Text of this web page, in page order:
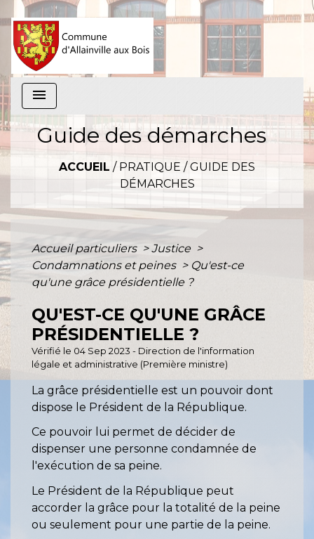
menu
Guide des démarches
ACCUEIL / PRATIQUE /GUIDE DES
DÉMARCHES
Accueil particuliers > Justice >
Condamnations et peines > Qu'est-ce
qu'une grâce présidentielle ?
QU'EST-CE QU'UNE GRÂCE
PRÉSIDENTIELLE ?
Vérifié le 04 Sep 2023 - Direction de l'information
légale et administrative (Première ministre)
La grâce présidentielle est un pouvoir dont
dispose le Président de la République.
Ce pouvoir lui permet de décider de
dispenser une personne condamnée de
l'exécution de sa peine.
Le Président de la République peut
accorder la grâce pour la totalité de la peine
ou seulement pour une partie de la peine.